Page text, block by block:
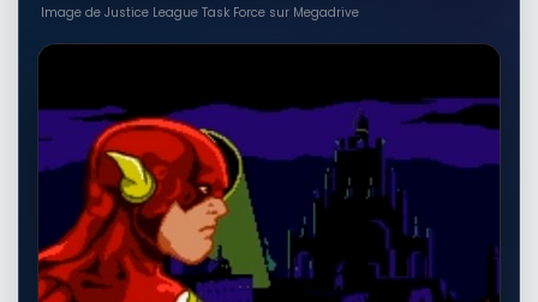
Image de Justice League Task Force sur Megadrive